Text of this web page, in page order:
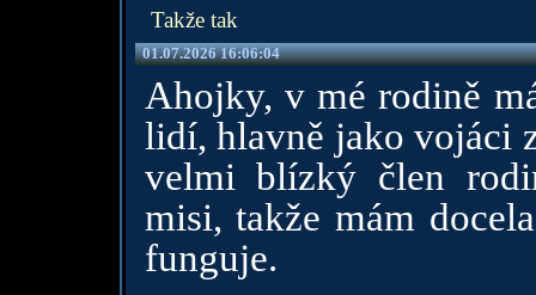
Takže tak
01.07.2026 16:06:04
Ahojky, v mé rodině
lidí, hlavně jako vojáci
velmi blízký člen
misi, takže mám
funguje.